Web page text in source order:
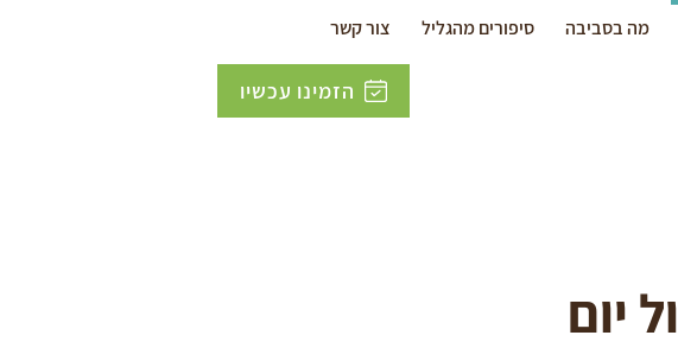
מה בסביבה סיפורים מהגליל צור קשר
הזמינו עכשיו
יום